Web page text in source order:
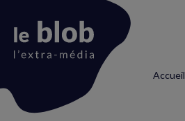
Fil
Accueil